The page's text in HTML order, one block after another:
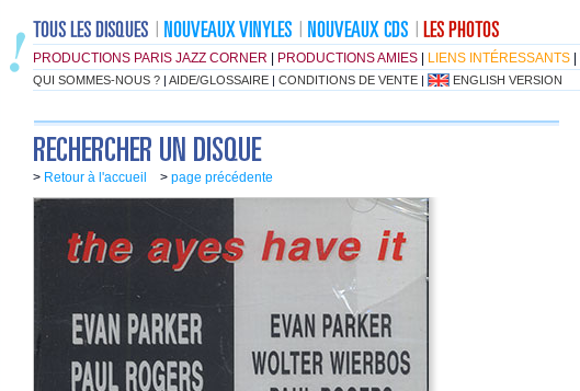
PRODUCTIONS PARIS JAZZ CORNER PRODUCTIONS AMIES LIENS INTÉRESSANTS
QUI SOMMES-NOUS ? | AIDE/GLOSSAIRE | CONDITIONS DE VENTE | ENGLISH VERSION
> Retour à l'accueil > page précédente